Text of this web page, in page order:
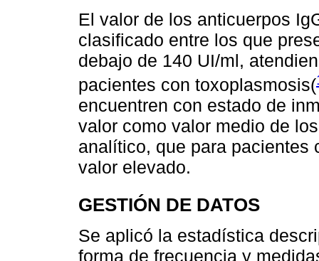
El valor de los anticuerpos
clasificado entre los que
debajo de 140 UI/ml,
pacientes con toxoplasmosis(
encuentren con estado de
valor como valor medio de
analítico, que para pacientes
valor elevado.
GESTIÓN DE DATOS
Se aplicó la estadística
forma de frecuencia y